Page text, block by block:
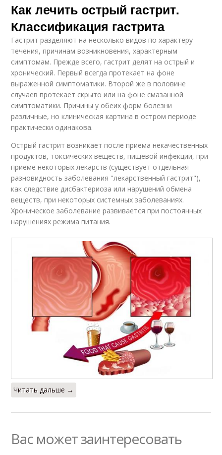
Как лечить острый гастрит.
Классификация гастрита
Гастрит разделяют на несколько видов по характеру
течения, причинам возникновения, характерным
симптомам. Прежде всего, гастрит делят на острый и
хронический. Первый всегда протекает на фоне
выраженной симптоматики. Второй же в половине
случаев протекает скрыто или на фоне смазанной
симптоматики. Причины у обеих форм болезни
различные, но клиническая картина в остром периоде
практически одинакова.
Острый гастрит возникает после приема некачественных
продуктов, токсических веществ, пищевой инфекции, при
приеме некоторых лекарств (существует отдельная
разновидность заболевания "лекарственный гастрит"),
как следствие дисбактериоза или нарушений обмена
веществ, при некоторых системных заболеваниях.
Хроническое заболевание развивается при постоянных
нарушениях режима питания.
Читать дальше →
Вас может заинтересовать